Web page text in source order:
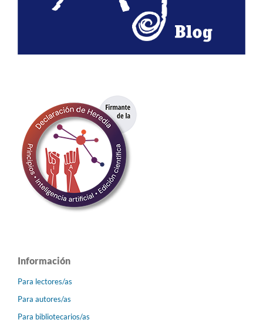
Información
Para lectores/as
Para autores/as
Para bibliotecarios/as